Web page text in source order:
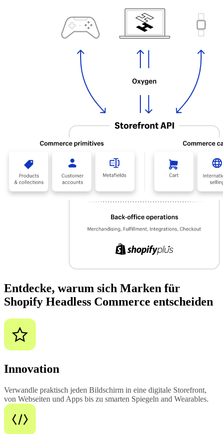
Entdecke, warum sich Marken für
Shopify Headless Commerce entscheiden
Innovation
Verwandle praktisch jeden Bildschirm in eine digitale Storefront,
von Webseiten und Apps bis zu smarten Spiegeln and Wearables.